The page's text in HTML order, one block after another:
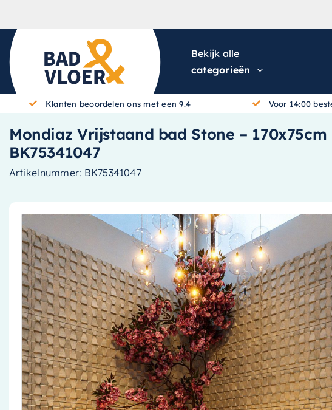
Bekijk alle
categorieën
Klanten beoordelen ons met een 9.4 Voor 14:00
Mondiaz Vrijstaand bad Stone –
BK75341047
Artikelnummer: BK75341047